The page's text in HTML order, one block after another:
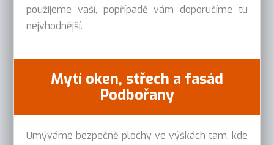
použijeme vaší, popřípadě vám doporučíme tu
nejvhodnější.
Mytí oken, střech a fasád
Podbořany
Umýváme bezpečně plochy ve výškách tam, kde